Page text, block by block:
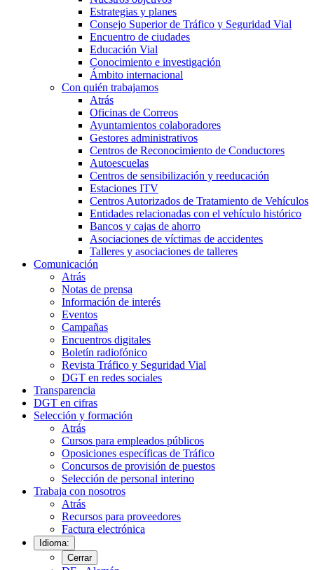
Estrategias y planes
Consejo Superior de Tráfico y Seguridad Vial
Encuentro de ciudades
Educación Vial
Conocimiento e investigación
Ámbito internacional
Con quién trabajamos
Atrás
Oficinas de Correos
Ayuntamientos colaboradores
Gestores administrativos
Centros de Reconocimiento de Conductores
Autoescuelas
Centros de sensibilización y reeducación
Estaciones ITV
Centros Autorizados de Tratamiento de Vehículos
Entidades relacionadas con el vehículo histórico
Bancos y cajas de ahorro
Asociaciones de víctimas de accidentes
Talleres y asociaciones de talleres
Comunicación
Atrás
Notas de prensa
Información de interés
Eventos
Campañas
Encuentros digitales
Boletín radiofónico
Revista Tráfico y Seguridad Vial
DGT en redes sociales
Transparencia
DGT en cifras
Selección y formación
Atrás
Cursos para empleados públicos
Oposiciones específicas de Tráfico
Concursos de provisión de puestos
Selección de personal interino
Trabaja con nosotros
Atrás
Recursos para proveedores
Factura electrónica
Idioma:
Cerrar